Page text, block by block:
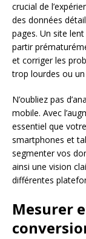
crucial de
des données
pages. Un site
partir
et corriger les
trop lourdes ou
N’oubliez pas
mobile. Avec
essentiel que
smartphones et
segmenter vos
ainsi une vision
différentes
Mesurer